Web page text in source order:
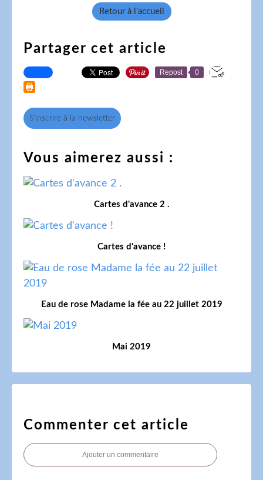
Retour à l'accueil
Partager cet article
Repost 0
S'inscrire à la newsletter
Vous aimerez aussi :
Cartes d'avance 2 .
Cartes d'avance !
Eau de rose Madame la fée au 22 juillet 2019
Mai 2019
Commenter cet article
Ajouter un commentaire